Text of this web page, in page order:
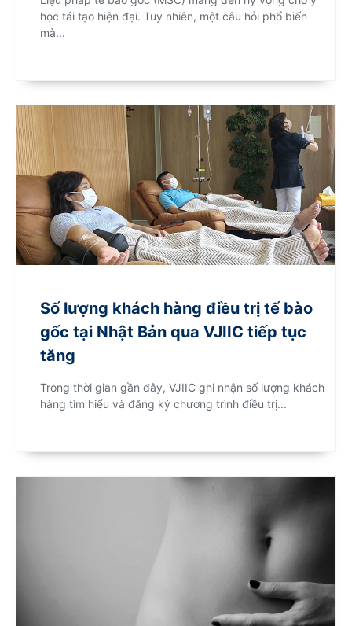
học tái tạo hiện đại. Tuy nhiên, một câu hỏi phổ biến
mà...
Số lượng khách hàng điều trị tế bào
gốc tại Nhật Bản qua VJIIC tiếp tục
tăng
Trong thời gian gần đây, VJIIC ghi nhận số lượng khách
hàng tìm hiểu và đăng ký chương trình điều trị...